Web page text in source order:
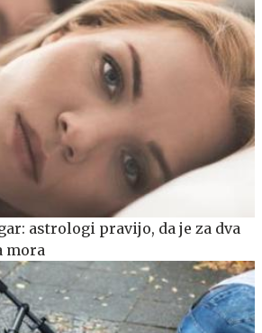
astrologi pravijo, da je za dva
mora